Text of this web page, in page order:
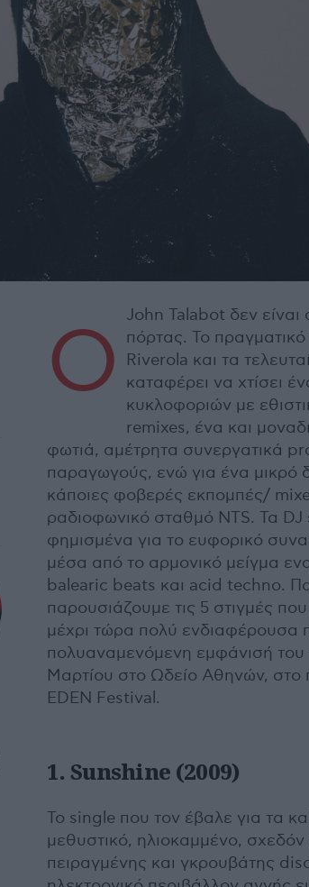
O
John Talabot δεν είναι
πόρτας. Το
Riverola και τα
καταφέρει να χτίσει
κυκλοφοριών με
remixes, ένα και
φωτιά, αμέτρητα συνεργατικά
παραγωγούς, ενώ για ένα μικρό
κάποιες φοβερές εκπομπές/
ραδιοφωνικό σταθμό NTS. Τα DJ
φημισμένα για το ευφορικό
μέσα από το αρμονικό μείγμα
balearic beats και acid techno.
παρουσιάζουμε τις 5 στιγμές
μέχρι τώρα πολύ ενδιαφέρουσα
πολυαναμενόμενη εμφάνισή του
Μαρτίου στο Ωδείο Αθηνών, στο
EDEN Festival.
1. Sunshine (2009)
To single που τον έβαλε για τα
μεθυστικό, ηλιοκαμμένο,
πειραγμένης και γκρουβάτης